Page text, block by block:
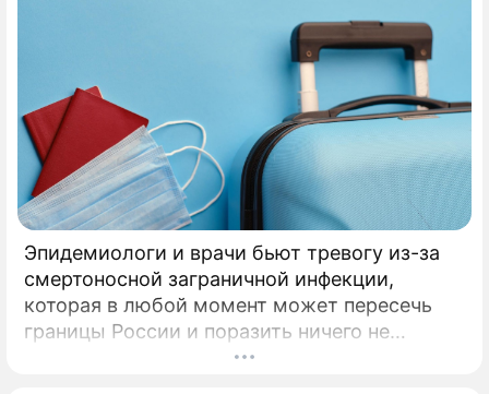
Эпидемиологи и врачи бьют тревогу из-за
смертоносной заграничной инфекции,
которая в любой момент может пересечь
границы России и поразить ничего не
подозревающих граждан. Россию